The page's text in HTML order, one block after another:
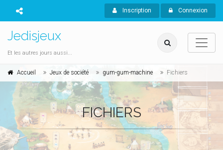
Inscription Connexion
Jedisjeux
Et les autres jours aussi...
Accueil Jeux de société gum-gum-machine Fichiers
FICHIERS